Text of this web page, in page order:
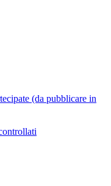
(da pubblicare in